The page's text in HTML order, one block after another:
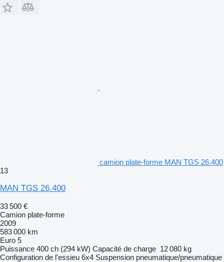
camion plate-forme MAN TGS 26.400
13
MAN TGS 26.400
33 500 €
Camion plate-forme
2009
583 000 km
Euro 5
Puissance 400 ch (294 kW) Capacité de charge 12 080 kg
Configuration de l'essieu 6x4 Suspension pneumatique/pneumatique